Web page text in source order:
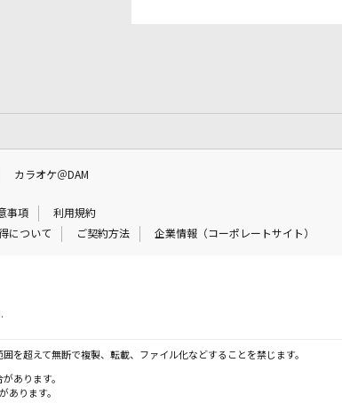
カラオケ＠DAM
事項
利用規約
について ご契約方法 企業情報（コーポレートサイト）
を超えて無断で複製、転載、ファイル化などすることを禁じます。
あります。
あります。